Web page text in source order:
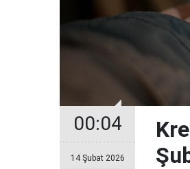
00:04
14 Şubat 2026